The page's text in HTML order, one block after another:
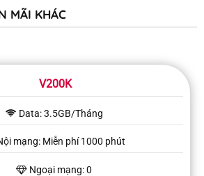
MÃI KHÁC
V200K
Data: 3.5GB/Tháng
mạng: Miễn phí 1000 phút
Ngoại mạng: 0